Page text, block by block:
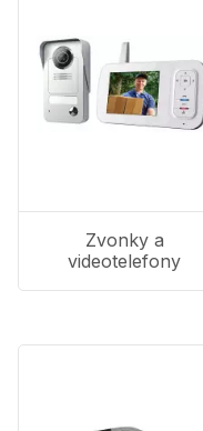
Zvonky a
videotelefony